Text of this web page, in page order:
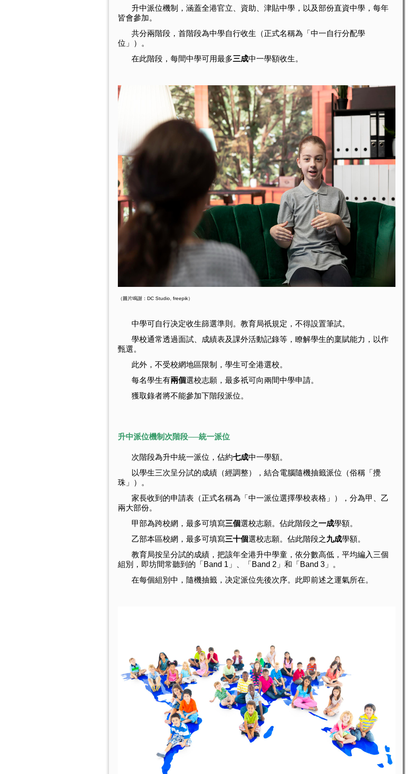
升中派位機制，涵蓋全港官立、資助、津貼中學，以及部份直資中學，每年
皆會參加。
共分兩階段，首階段為中學自行收生（正式名稱為「中一自行分配學
位」）。
在此階段，每間中學可用最多三成中一學額收生。
（圖片鳴謝：DC Studio, freepik）
中學可自行决定收生篩選準則。教育局祇規定，不得設置筆試。
學校通常透過面試、成績表及課外活動記錄等，瞭解學生的稟賦能力，以作
甄選。
此外，不受校網地區限制，學生可全港選校。
每名學生有兩個選校志願，最多祇可向兩間中學申請。
獲取錄者將不能參加下階段派位。
升中派位機制次階段──統一派位
次階段為升中統一派位，佔約七成中一學額。
以學生三次呈分試的成績（經調整），結合電腦隨機抽籤派位（俗稱「攪
珠」）。
家長收到的申請表（正式名稱為「中一派位選擇學校表格」），分為甲、乙
兩大部份。
甲部為跨校網，最多可填寫三個選校志願。佔此階段之一成學額。
乙部本區校網，最多可填寫三十個選校志願。佔此階段之九成學額。
教育局按呈分試的成績，把該年全港升中學童，依分數高低，平均編入三個
組別，即坊間常聽到的「Band 1」、「Band 2」和「Band 3」。
在每個組別中，隨機抽籤，决定派位先後次序。此即前述之運氣所在。